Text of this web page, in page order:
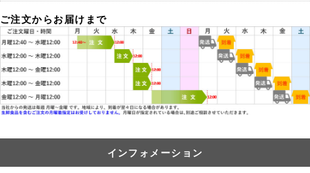
ご注文からお届けまで
インフォメーション